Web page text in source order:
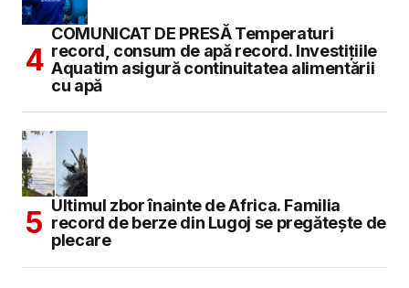
COMUNICAT DE PRESĂ Temperaturi
record, consum de apă record. Investițiile
Aquatim asigură continuitatea alimentării
cu apă
Ultimul zbor înainte de Africa. Familia
record de berze din Lugoj se pregătește de
plecare